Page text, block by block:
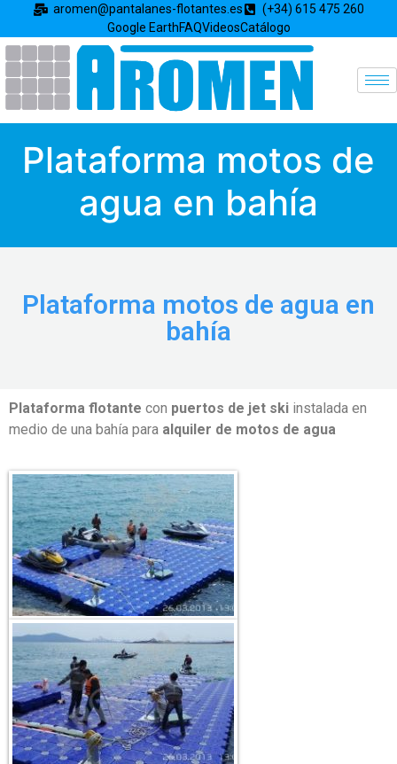
aromen@pantalanes-flotantes.es
(+34) 615 475 260
Google EarthFAQVideosCatálogo
Plataforma motos de
agua en bahía
Plataforma motos de agua en
bahía
Plataforma flotante con puertos de jet ski instalada en
medio de una bahía para alquiler de motos de agua